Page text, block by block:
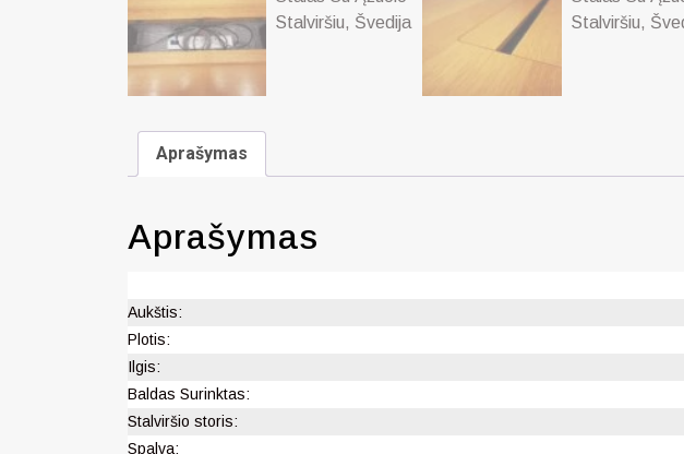
Aprašymas
Aprašymas
Aukštis:
Plotis:
Ilgis:
Baldas Surinktas:
Stalviršio storis:
Spalva: